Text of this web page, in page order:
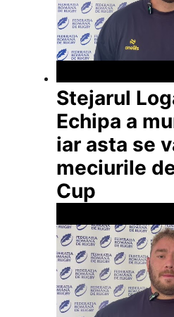
Stejarul
Echipa a
iar asta se
meciurile
Cup